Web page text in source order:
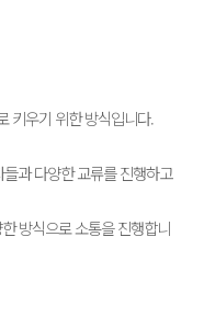
키우기 위한 방식입니다.
과 다양한 교류를 진행하고
방식으로 소통을 진행합니